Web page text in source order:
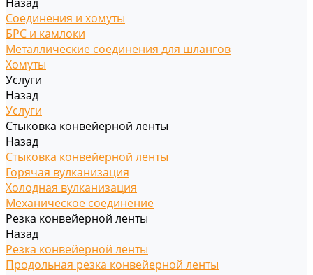
Соединения и хомуты
БРС и камлоки
Металлические соединения для шлангов
Хомуты
Услуги
Назад
Услуги
Стыковка конвейерной ленты
Назад
Стыковка конвейерной ленты
Горячая вулканизация
Холодная вулканизация
Механическое соединение
Резка конвейерной ленты
Назад
Резка конвейерной ленты
Продольная резка конвейерной ленты